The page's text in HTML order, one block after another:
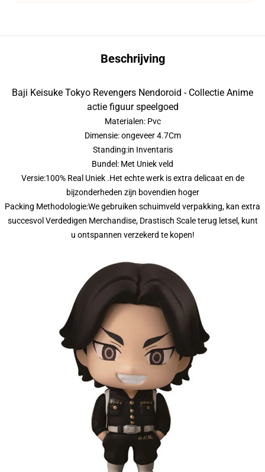
Beschrijving
Baji Keisuke Tokyo Revengers Nendoroid - Collectie Anime
actie figuur speelgoed
Materialen: Pvc
Dimensie: ongeveer 4.7Cm
Standing:in Inventaris
Bundel: Met Uniek veld
Versie:100% Real Uniek .Het echte werk is extra delicaat en de
bijzonderheden zijn bovendien hoger
Packing Methodologie:We gebruiken schuimveld verpakking, kan extra
succesvol Verdedigen Merchandise, Drastisch Scale terug letsel, kunt
u ontspannen verzekerd te kopen!